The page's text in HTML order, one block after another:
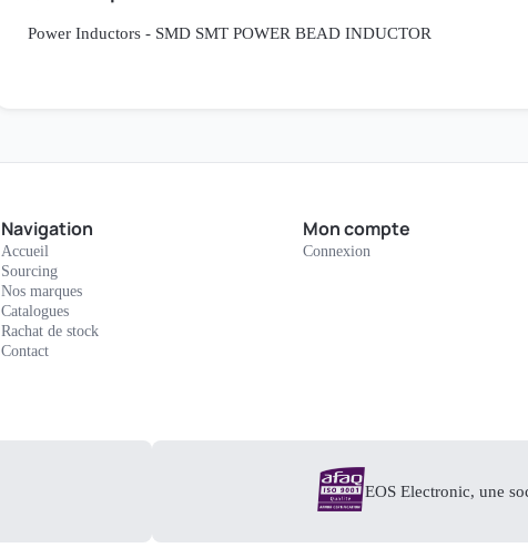
Power Inductors - SMD SMT POWER BEAD INDUCTOR
Navigation
Accueil
Sourcing
Nos marques
Catalogues
Rachat de stock
Contact
Mon compte
Connexion
EOS Electronic, une